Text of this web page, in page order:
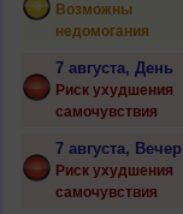
Возможны
недомогания
7 августа, День
Риск ухудшения
самочувствия
7 августа, Вечер
Риск ухудшения
самочувствия